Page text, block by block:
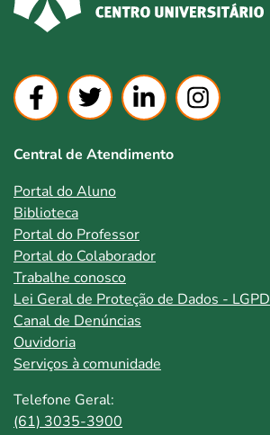
Central de Atendimento
Portal do Aluno
Biblioteca
Portal do Professor
Portal do Colaborador
Trabalhe conosco
Lei Geral de Proteção de Dados - LGPD
Canal de Denúncias
Ouvidoria
Serviços à comunidade
Telefone Geral:
(61) 3035-3900